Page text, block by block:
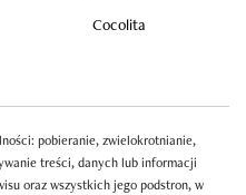
Cocolita
pobieranie, zwielokrotnianie,
treści, danych lub informacji
oraz wszystkich jego podstron, w